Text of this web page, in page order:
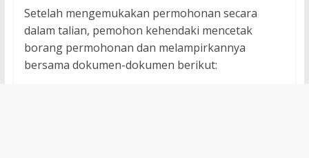
Setelah mengemukakan permohonan secara
dalam talian, pemohon kehendaki mencetak
borang permohonan dan melampirkannya
bersama dokumen-dokumen berikut: